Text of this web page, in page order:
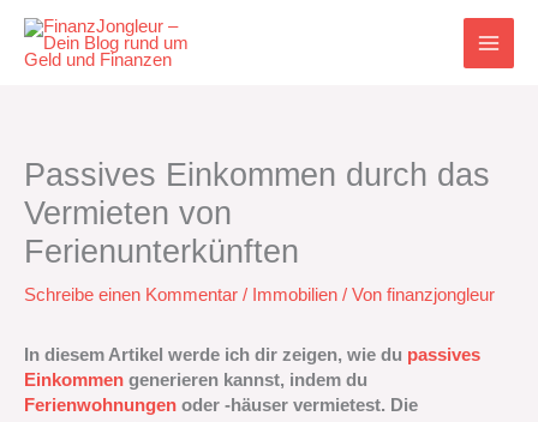
Inhalt
springen
Passives Einkommen durch das
Vermieten von
Ferienunterkünften
Schreibe einen Kommentar / Immobilien / Von finanzjongleur
In diesem Artikel werde ich dir zeigen, wie du passives
Einkommen generieren kannst, indem du
Ferienwohnungen oder -häuser vermietest. Die